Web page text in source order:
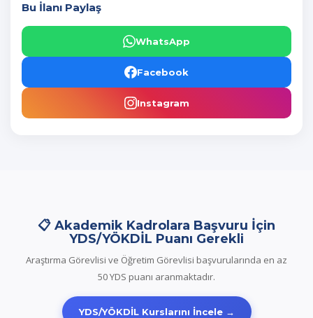
Bu İlanı Paylaş
WhatsApp
Facebook
Instagram
📋 Akademik Kadrolara Başvuru İçin
YDS/YÖKDİL Puanı Gerekli
Araştırma Görevlisi ve Öğretim Görevlisi başvurularında en az
50 YDS puanı aranmaktadır.
YDS/YÖKDİL Kurslarını İncele →